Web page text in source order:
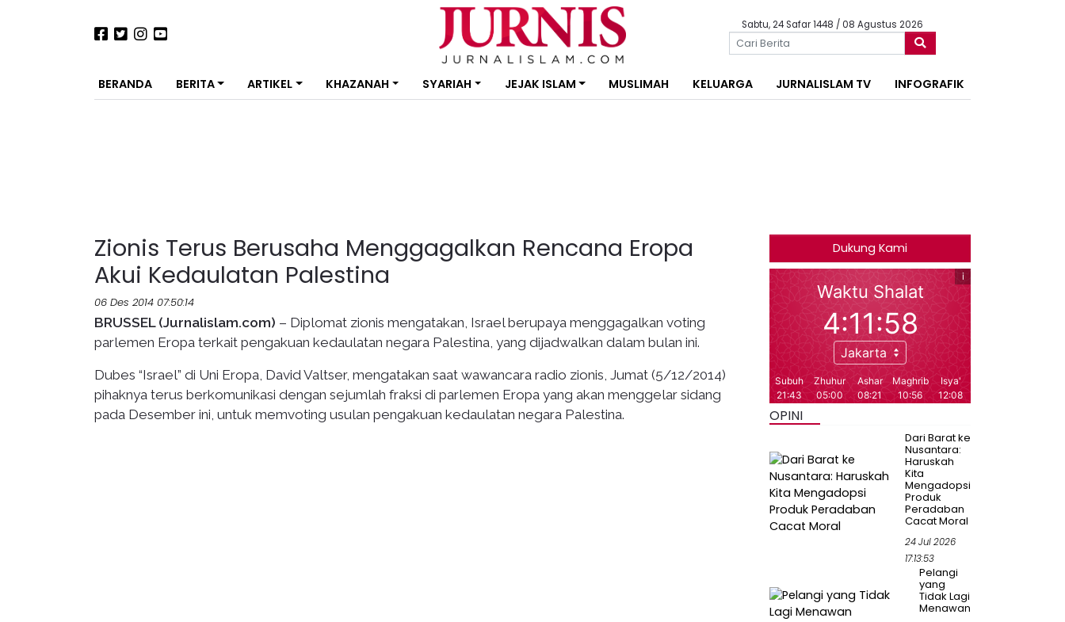
Sabtu, 24 Safar 1448 / 08 Agustus 2026
BERANDA BERITA ARTIKEL KHAZANAH SYARIAH JEJAK ISLAM MUSLIMAH KELUARGA JURNALISLAM TV INFOGRAFIK
Zionis Terus Berusaha Menggagalkan Rencana Eropa
Akui Kedaulatan Palestina
06 Des 2014 07:50:14
BRUSSEL (Jurnalislam.com) – Diplomat zionis mengatakan, Israel berupaya menggagalkan voting
parlemen Eropa terkait pengakuan kedaulatan negara Palestina, yang dijadwalkan dalam bulan ini.
Dubes “Israel” di Uni Eropa, David Valtser, mengatakan saat wawancara radio zionis, Jumat (5/12/2014)
pihaknya terus berkomunikasi dengan sejumlah fraksi di parlemen Eropa yang akan menggelar sidang
pada Desember ini, untuk memvoting usulan pengakuan kedaulatan negara Palestina.
Dukung Kami
OPINI
Dari Barat ke
Nusantara:
Haruskah
Kita
Mengadopsi
Produk
Peradaban
Cacat Moral
24 Jul 2026
17:13:53
Pelangi
yang
Tidak Lagi
Menawan